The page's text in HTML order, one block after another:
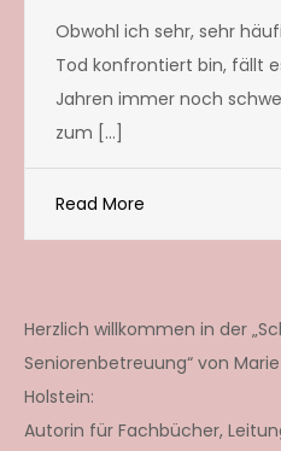
Obwohl ich sehr, sehr
Tod konfrontiert bin, fällt
Jahren immer noch
zum […]
Read More
Herzlich willkommen in der
Seniorenbetreuung“ von
Holstein:
Autorin für Fachbücher,